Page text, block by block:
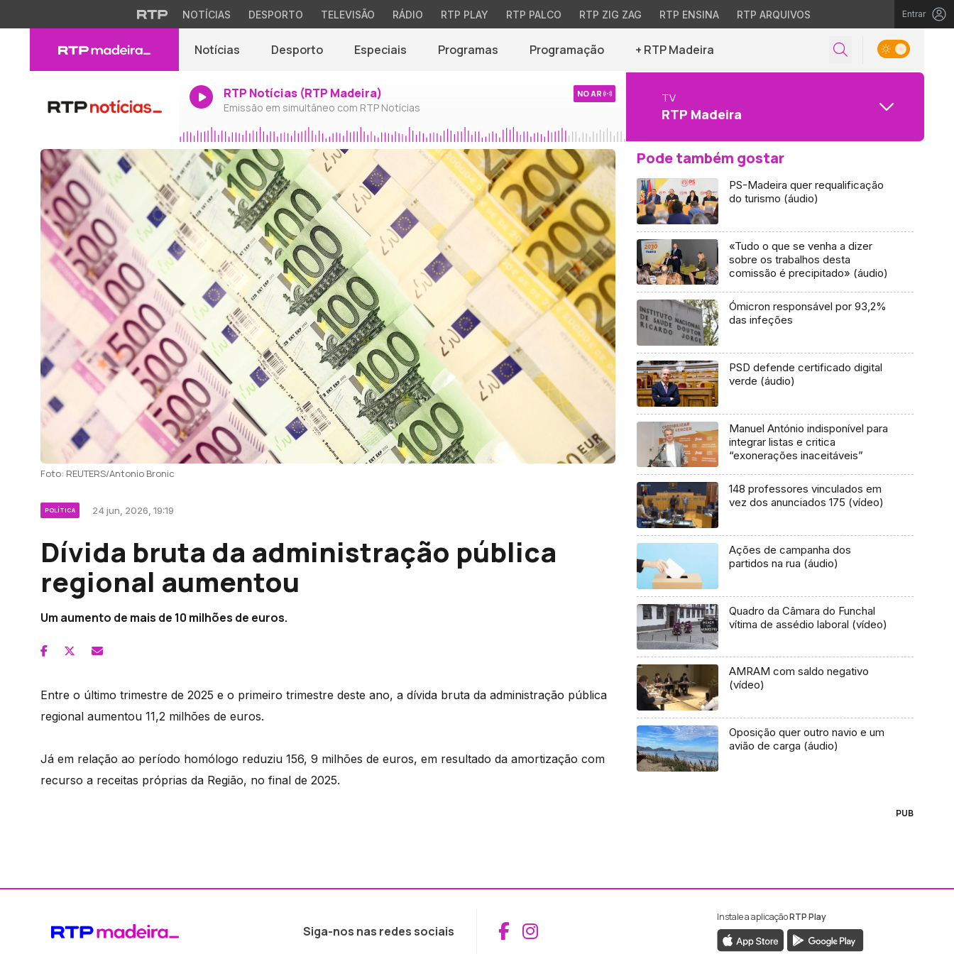
NOTÍCIAS DESPORTO TELEVISÃO RÁDIO RTP PLAY RTP PALCO RTP ZIG ZAG RTP ENSINA RTP ARQUIVOS Entrar
Notícias Desporto Especiais Programas Programação + RTP Madeira
RTP Notícias (RTP Madeira)
Emissão em simultâneo com RTP Notícias
NO AR TV
RTP Madeira
Foto: REUTERS/Antonio Bronic
POLÍTICA 24 jun, 2026, 19:19
Dívida bruta da administração pública
regional aumentou
Um aumento de mais de 10 milhões de euros.
Entre o último trimestre de 2025 e o primeiro trimestre deste ano, a dívida bruta da administração pública
regional aumentou 11,2 milhões de euros.
Já em relação ao período homólogo reduziu 156, 9 milhões de euros, em resultado da amortização com
recurso a receitas próprias da Região, no final de 2025.
Pode também gostar
PS-Madeira quer requalificação
do turismo (áudio)
«Tudo o que se venha a dizer
sobre os trabalhos desta
comissão é precipitado» (áudio)
Ómicron responsável por 93,2%
das infeções
PSD defende certificado digital
verde (áudio)
Manuel António indisponível para
integrar listas e critica
“exonerações inaceitáveis”
148 professores vinculados em
vez dos anunciados 175 (vídeo)
Ações de campanha dos
partidos na rua (áudio)
Quadro da Câmara do Funchal
vítima de assédio laboral (vídeo)
AMRAM com saldo negativo
(vídeo)
Oposição quer outro navio e um
avião de carga (áudio)
PUB
Siga-nos nas redes sociais Aceder ao Facebook da RTP Madeira
Aceder ao Instagram da RTP Madeira
Instale a aplicaçãoRTP Play